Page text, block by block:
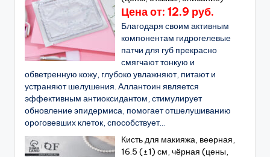
Цена от: 12.9 руб.
Благодаря своим активным
компонентам гидрогелевые
патчи для губ прекрасно
смягчают тонкую и
обветренную кожу, глубоко увлажняют, питают и
устраняют шелушения. Аллантоин является
эффективным антиоксидантом, стимулирует
обновление эпидермиса, помогает отшелушиванию
ороговевших клеток, способствует...
Кисть для макияжа, веерная,
16.5 (±1) см, чёрная (цены,